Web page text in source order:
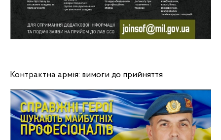
Контрактна армія: вимоги до прийняття